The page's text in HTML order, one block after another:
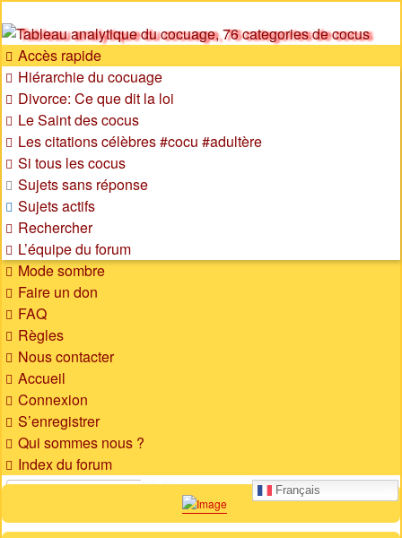
SOS cocu
SOS cocu est une association loi 1901 dont l'objet est le
soutien aux victimes d'adultère. Pouvoir parler, se confier,
recevoir un soutien moral pour traverser une situation
personnelle douloureuse
Accès rapide
Hiérarchie du cocuage
Divorce: Ce que dit la loi
Le Saint des cocus
Les citations célèbres #cocu #adultère
Si tous les cocus
Sujets sans réponse
Sujets actifs
Rechercher
L’équipe du forum
Mode sombre
Faire un don
FAQ
Règles
Nous contacter
Accueil
Connexion
S’enregistrer
Qui sommes nous ?
Index du forum
Français
Rechercher
Recherche
avancée